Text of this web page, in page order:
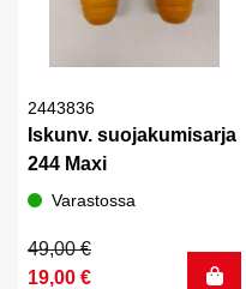
2443836
Iskunv. suojakumisarja
244 Maxi
Varastossa
49,00€
Alkuperäinen
hinta
19,00 €
Nykyinen
hinta